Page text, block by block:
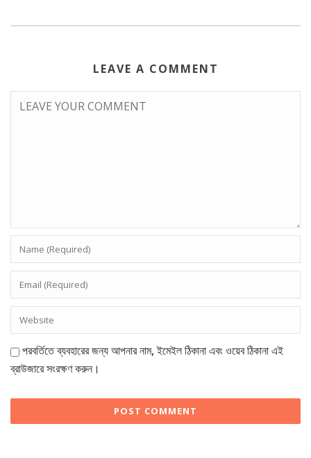
LEAVE A COMMENT
পরবর্তিতে ব্যবহারের জন্য আপনার নাম, ইমেইল ঠিকানা এবং ওয়েব ঠিকানা এই
ব্রাউজারে সংরক্ষণ করুন।